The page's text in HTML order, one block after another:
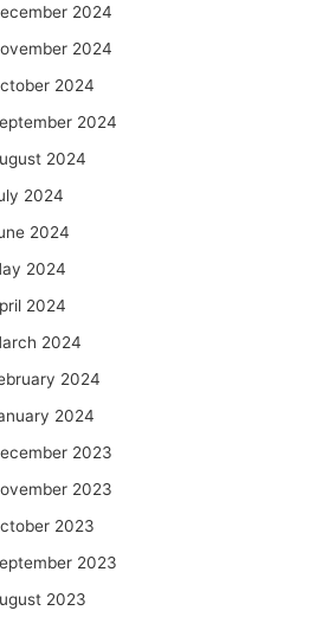
2024
2024
2024
2024
2024
2024
2024
2024
2024
2024
2024
2024
2023
2023
2023
2023
2023